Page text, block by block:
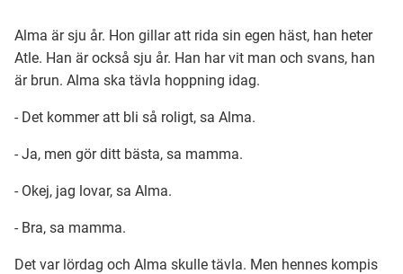
Davvisámegiella (Nordsamiska)
Bidumsámegiella (Pitesamiska)
Ubmejesámiengiälla (Umesamiska)
Kaale (Romska)
Arli (Romska)
Alma är sju år. Hon gillar att rida sin egen häst, han heter
Atle. Han är också sju år. Han har vit man och svans, han
är brun. Alma ska tävla hoppning idag.
- Det kommer att bli så roligt, sa Alma.
- Ja, men gör ditt bästa, sa mamma.
- Okej, jag lovar, sa Alma.
- Bra, sa mamma.
Det var lördag och Alma skulle tävla. Men hennes kompis